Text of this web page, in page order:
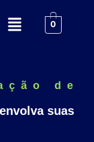
0
de
suas